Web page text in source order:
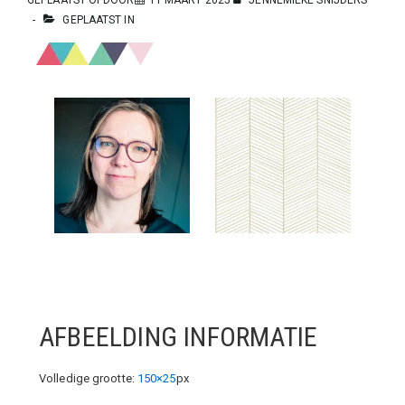
GEPLAATST IN
AFBEELDING INFORMATIE
Volledige grootte: 150×25px